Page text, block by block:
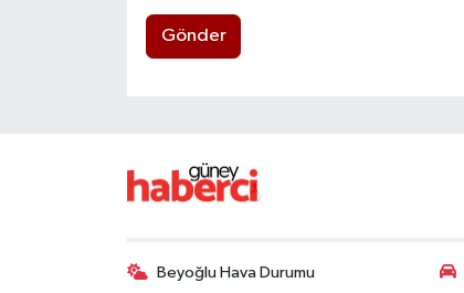
Gönder
Beyoğlu Hava Durumu